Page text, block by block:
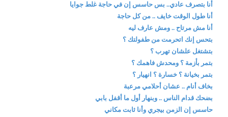
أنا بتصرف عادي.. بس حاسس إن في حاجة غلط جوايا
أنا طول الوقت خايف .. من كل حاجة
أنا مش مرتاح .. ومش عارف ليه
بتحس إنك اتحرمت من طفولتك ؟
بتشتغل علشان تهرب ؟
بتمر بأزمة ؟ ومحدش فاهمك ؟
بتمر بخيانة ؟ خسارة ؟ انهيار ؟
بخاف أنام .. عشان أحلامي مرعبة
بضحك قدام الناس .. وبنهار أول ما أقفل بابي
حاسس إن الزمن بيجري وأنا ثابت مكاني